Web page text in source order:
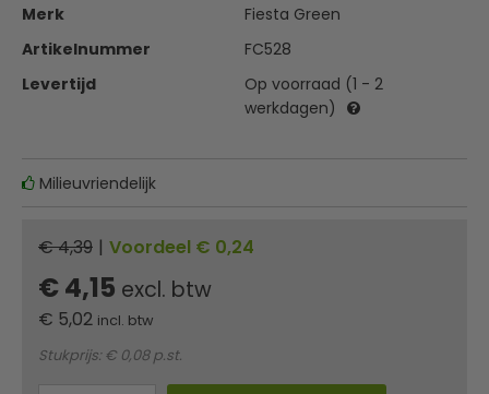
Merk
Fiesta Green
Artikelnummer
FC528
Levertijd
Op voorraad (1 - 2
werkdagen)
Milieuvriendelijk
€ 4,39 | Voordeel € 0,24
€ 4,15 excl. btw
€ 5,02 incl. btw
Stukprijs: € 0,08 p.st.